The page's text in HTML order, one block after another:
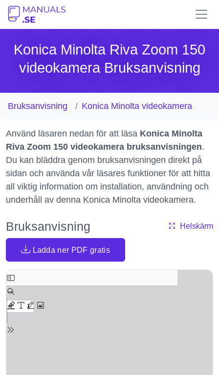
Konica Minolta Riva Zoom 150
videokamera Bruksanvisning
Bruksanvisning Konica Minolta videokamera
Använd läsaren nedan för att läsa Konica Minolta
Riva Zoom 150 videokamera bruksanvisningen.
Du kan bläddra genom bruksanvisningen direkt på
sidan och använda vår läsares funktioner för att hitta
all viktig information om installation, användning och
underhåll av denna Konica Minolta videokamera.
Bruksanvisning Helskärm
Ladda ner PDF gratis